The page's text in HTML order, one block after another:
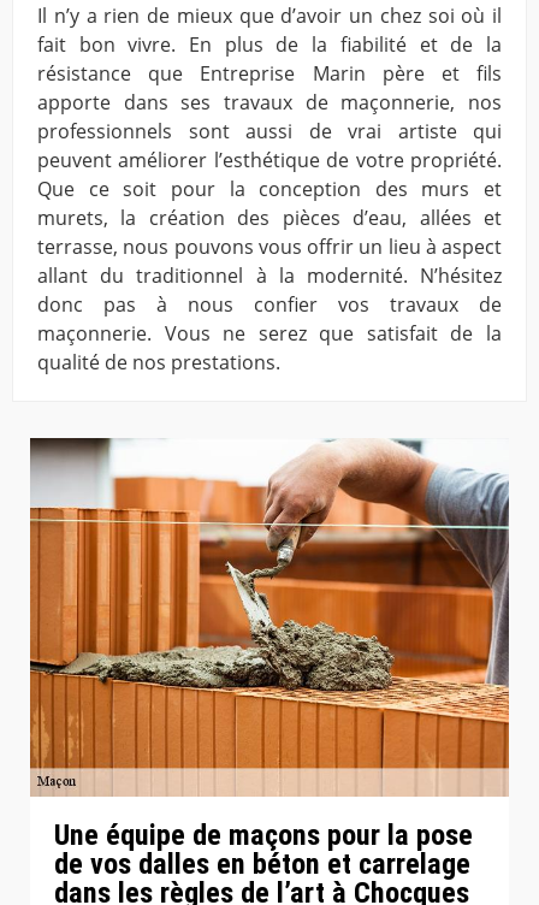
Il n’y a rien de mieux que d’avoir un chez soi où il
fait bon vivre. En plus de la fiabilité et de la
résistance que Entreprise Marin père et fils
apporte dans ses travaux de maçonnerie, nos
professionnels sont aussi de vrai artiste qui
peuvent améliorer l’esthétique de votre propriété.
Que ce soit pour la conception des murs et
murets, la création des pièces d’eau, allées et
terrasse, nous pouvons vous offrir un lieu à aspect
allant du traditionnel à la modernité. N’hésitez
donc pas à nous confier vos travaux de
maçonnerie. Vous ne serez que satisfait de la
qualité de nos prestations.
Une équipe de maçons pour la pose
de vos dalles en béton et carrelage
dans les règles de l’art à Chocques